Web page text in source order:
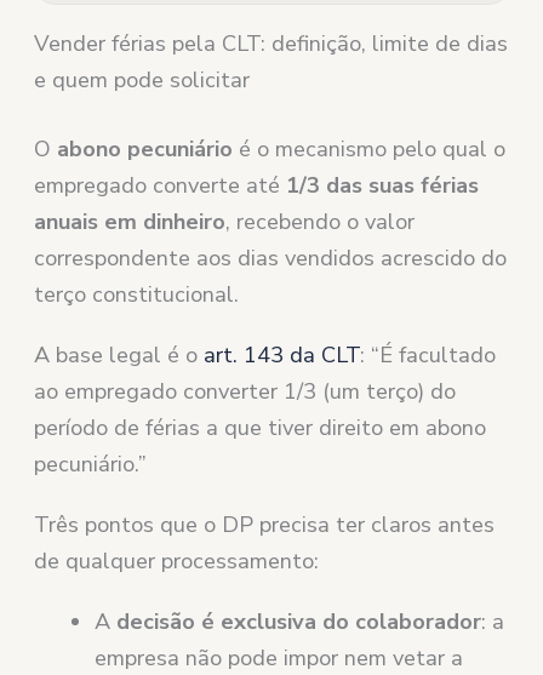
Vender férias pela CLT: definição, limite de dias
e quem pode solicitar
O abono pecuniário é o mecanismo pelo qual o
empregado converte até 1/3 das suas férias
anuais em dinheiro, recebendo o valor
correspondente aos dias vendidos acrescido do
terço constitucional.
A base legal é o art. 143 da CLT: “É facultado
ao empregado converter 1/3 (um terço) do
período de férias a que tiver direito em abono
pecuniário.”
Três pontos que o DP precisa ter claros antes
de qualquer processamento:
A decisão é exclusiva do colaborador: a
empresa não pode impor nem vetar a